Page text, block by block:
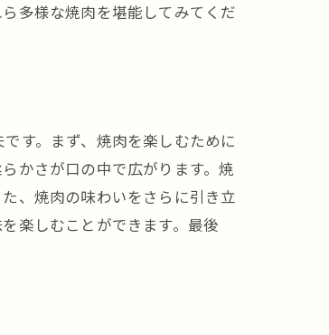
多様な焼肉を堪能してみてくだ
す。まず、焼肉を楽しむために
かさが口の中で広がります。焼
、焼肉の味わいをさらに引き立
楽しむことができます。最後